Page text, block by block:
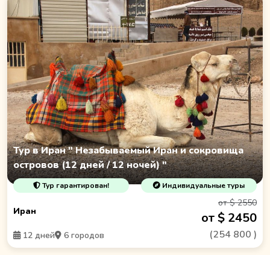
Тур в Иран " Незабываемый Иран и сокровища
островов (12 дней / 12 ночей) "
Тур гарантирован! Индивидуальные туры
Иран
12 дней 6 городов
от $ 2550
от $ 2450
(254 800 )